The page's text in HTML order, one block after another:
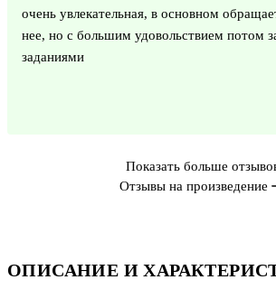
ОПИСАНИЕ И
очень увлекательная, в основном
нее, но с большим удовольствием потом
заданиями
Показать больше
Отзывы на произведение